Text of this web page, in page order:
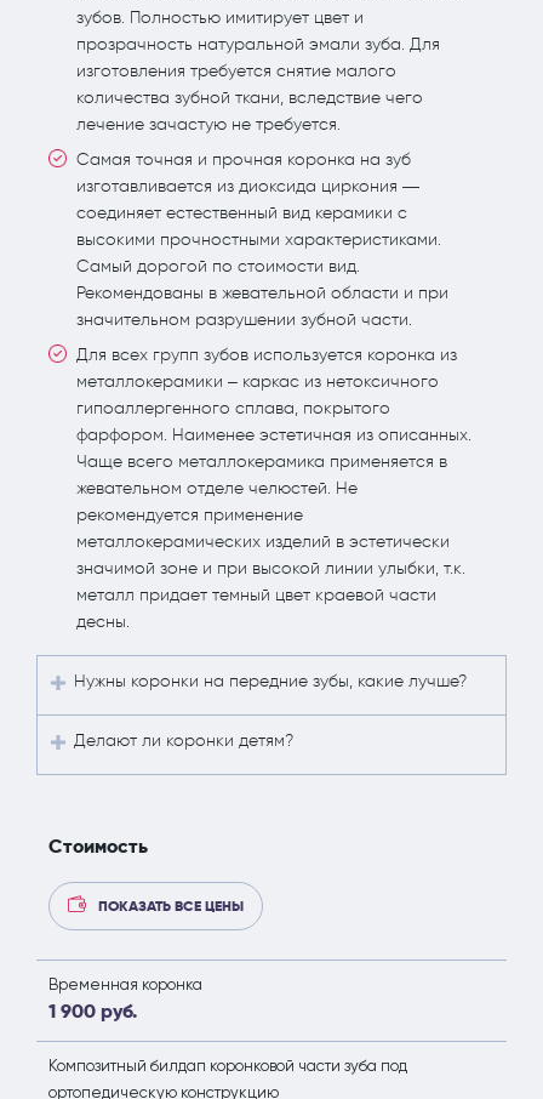
зубов. Полностью имитирует цвет и
прозрачность натуральной эмали зуба. Для
изготовления требуется снятие малого
количества зубной ткани, вследствие чего
лечение зачастую не требуется.
Самая точная и прочная коронка на зуб
изготавливается из диоксида циркония —
соединяет естественный вид керамики с
высокими прочностными характеристиками.
Самый дорогой по стоимости вид.
Рекомендованы в жевательной области и при
значительном разрушении зубной части.
Для всех групп зубов используется коронка из
металлокерамики – каркас из нетоксичного
гипоаллергенного сплава, покрытого
фарфором. Наименее эстетичная из описанных.
Чаще всего металлокерамика применяется в
жевательном отделе челюстей. Не
рекомендуется применение
металлокерамических изделий в эстетически
значимой зоне и при высокой линии улыбки, т.к.
металл придает темный цвет краевой части
десны.
Нужны коронки на передние зубы, какие лучше?
Делают ли коронки детям?
Стоимость
ПОКАЗАТЬ ВСЕ ЦЕНЫ
Временная коронка
1 900 руб.
Композитный билдап коронковой части зуба под
ортопедическую конструкцию